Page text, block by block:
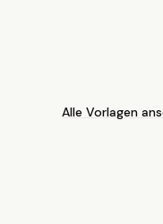
Alle Vorlagen